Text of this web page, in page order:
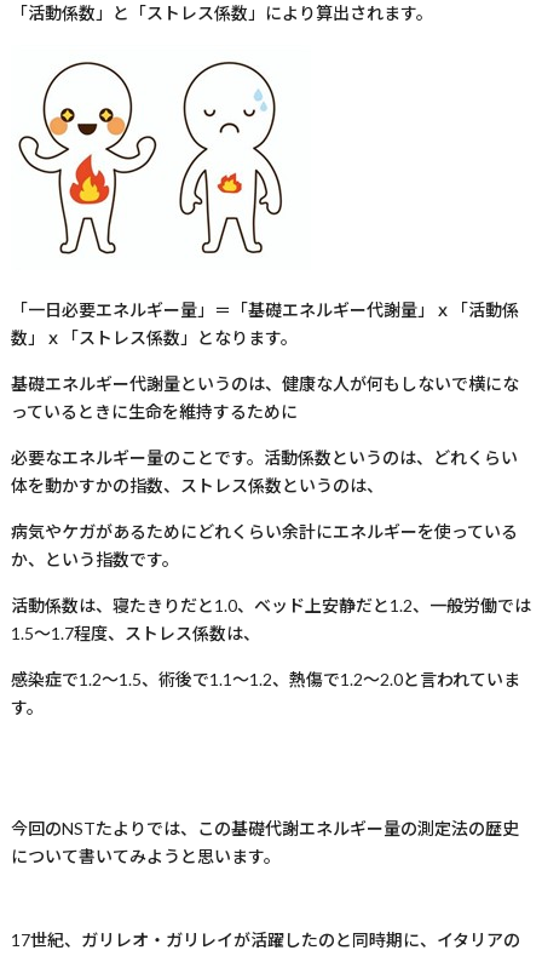
「活動係数」と「ストレス係数」により算出されます。
「一日必要エネルギー量」＝「基礎エネルギー代謝量」ｘ「活動係
数」ｘ「ストレス係数」となります。
基礎エネルギー代謝量というのは、健康な人が何もしないで横にな
っているときに生命を維持するために
必要なエネルギー量のことです。活動係数というのは、どれくらい
体を動かすかの指数、ストレス係数というのは、
病気やケガがあるためにどれくらい余計にエネルギーを使っている
か、という指数です。
活動係数は、寝たきりだと1.0、ベッド上安静だと1.2、一般労働では
1.5〜1.7程度、ストレス係数は、
感染症で1.2〜1.5、術後で1.1〜1.2、熱傷で1.2〜2.0と言われていま
す。
今回のNSTたよりでは、この基礎代謝エネルギー量の測定法の歴史
について書いてみようと思います。
17世紀、ガリレオ・ガリレイが活躍したのと同時期に、イタリアの